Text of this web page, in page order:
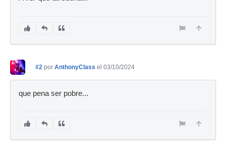
#2 por AnthonyClass el 03/10/2024
que pena ser pobre...